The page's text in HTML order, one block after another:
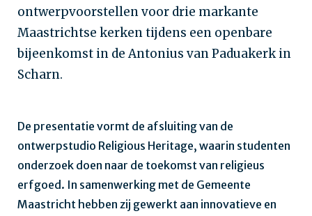
ontwerpvoorstellen voor drie markante
Maastrichtse kerken tijdens een openbare
bijeenkomst in de Antonius van Paduakerk in
Scharn.
De presentatie vormt de afsluiting van de
ontwerpstudio Religious Heritage, waarin studenten
onderzoek doen naar de toekomst van religieus
erfgoed. In samenwerking met de Gemeente
Maastricht hebben zij gewerkt aan innovatieve en